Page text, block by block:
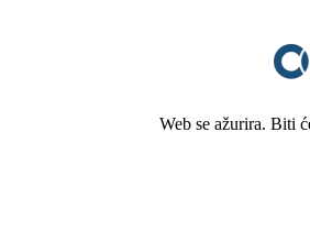
Web se ažurira. Biti